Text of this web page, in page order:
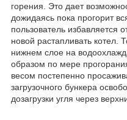
горения. Это дает
дожидаясь пока прогорит
пользователь избавляется
новой растапливать котел.
нижнем слое на
образом по мере
весом постепенно
загрузочного бункера
дозагрузки угля через